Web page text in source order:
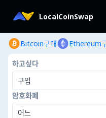
LocalCoinSwap
Bitcoin구매 Ethereum
하고싶다
구입
암호화폐
어느